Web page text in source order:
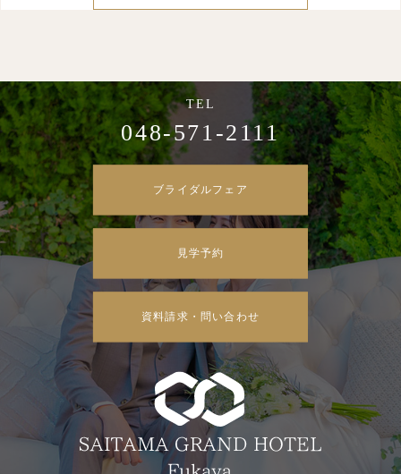
048-571-2111
ブライダルフェア
見学予約
資料請求・問い合わせ